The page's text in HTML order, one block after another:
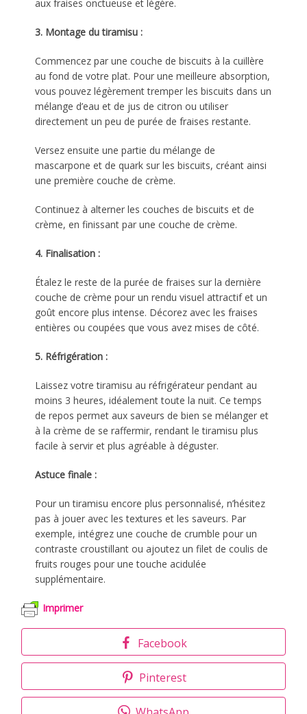
aux fraises onctueuse et légère.
3. Montage du tiramisu :
Commencez par une couche de biscuits à la cuillère
au fond de votre plat. Pour une meilleure absorption,
vous pouvez légèrement tremper les biscuits dans un
mélange d’eau et de jus de citron ou utiliser
directement un peu de purée de fraises restante.
Versez ensuite une partie du mélange de
mascarpone et de quark sur les biscuits, créant ainsi
une première couche de crème.
Continuez à alterner les couches de biscuits et de
crème, en finissant par une couche de crème.
4. Finalisation :
Étalez le reste de la purée de fraises sur la dernière
couche de crème pour un rendu visuel attractif et un
goût encore plus intense. Décorez avec les fraises
entières ou coupées que vous avez mises de côté.
5. Réfrigération :
Laissez votre tiramisu au réfrigérateur pendant au
moins 3 heures, idéalement toute la nuit. Ce temps
de repos permet aux saveurs de bien se mélanger et
à la crème de se raffermir, rendant le tiramisu plus
facile à servir et plus agréable à déguster.
Astuce finale :
Pour un tiramisu encore plus personnalisé, n’hésitez
pas à jouer avec les textures et les saveurs. Par
exemple, intégrez une couche de crumble pour un
contraste croustillant ou ajoutez un filet de coulis de
fruits rouges pour une touche acidulée
supplémentaire.
Imprimer
Facebook
Pinterest